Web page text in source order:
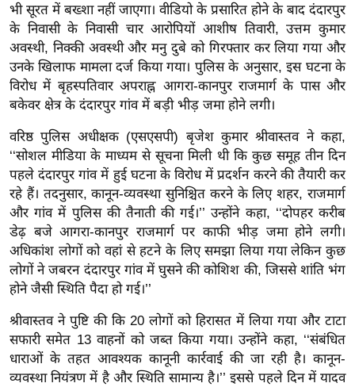
न
ज
ग
त
बॉ
वु
ड
हॉ
ली
वु
ड
फि
ल्म
स
मी
क्षा
B
भी सूरत में बख्शा नहीं जाएगा। वीडियो के प्रसारित होने के बाद दंदारपुर
के निवासी के निवासी चार आरोपियों आशीष तिवारी, उत्तम कुमार
अवस्थी, निक्की अवस्थी और मनु दुबे को गिरफ्तार कर लिया गया और
उनके खिलाफ मामला दर्ज किया गया। पुलिस के अनुसार, इस घटना के
विरोध में बृहस्पतिवार अपराह्न आगरा-कानपुर राजमार्ग के पास और
बकेवर क्षेत्र के दंदारपुर गांव में बड़ी भीड़ जमा होने लगी।
वरिष्ठ पुलिस अधीक्षक (एसएसपी) बृजेश कुमार श्रीवास्तव ने कहा,
‘‘सोशल मीडिया के माध्यम से सूचना मिली थी कि कुछ समूह तीन दिन
पहले दंदारपुर गांव में हुई घटना के विरोध में प्रदर्शन करने की तैयारी कर
रहे हैं। तदनुसार, कानून-व्यवस्था सुनिश्चित करने के लिए शहर, राजमार्ग
और गांव में पुलिस की तैनाती की गई।’’ उन्होंने कहा, ‘‘दोपहर करीब
डेढ़ बजे आगरा-कानपुर राजमार्ग पर काफी भीड़ जमा होने लगी।
अधिकांश लोगों को वहां से हटने के लिए समझा लिया गया लेकिन कुछ
लोगों ने जबरन दंदारपुर गांव में घुसने की कोशिश की, जिससे शांति भंग
होने जैसी स्थिति पैदा हो गई।’’
श्रीवास्तव ने पुष्टि की कि 20 लोगों को हिरासत में लिया गया और टाटा
सफारी समेत 13 वाहनों को जब्त किया गया। उन्होंने कहा, ‘‘संबंधित
धाराओं के तहत आवश्यक कानूनी कार्रवाई की जा रही है। कानून-
व्यवस्था नियंत्रण में है और स्थिति सामान्य है।’’ इससे पहले दिन में यादव